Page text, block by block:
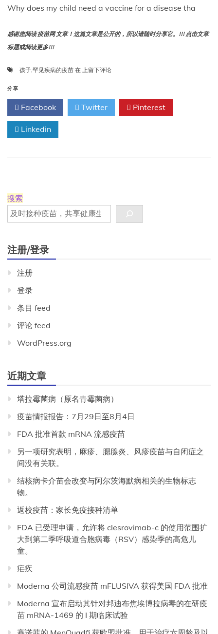
Why does my child need a vaccine for a disease tha
感谢您阅读 疫苗网 文章！这篇文章是公开的，所以请随时分享它。!!! 点击文章
标题或阅读更多!!!
孩子,罕见疾病的疫苗 在 为
我
的
孩
见
疾
上留下评论
分享
Facebook Twitter Pinterest
Linkedin
搜索
注册/登录
注册
登录
条目 feed
评论 feed
WordPress.org
近期文章
塔拉霉菌病（原名青霉菌病）
疫苗情报报告：7月29日至8月4日
FDA 批准首款 mRNA 流感疫苗
另一项研究表明，麻疹、腮腺炎、风疹疫苗与自闭症之
间没有关联。
结核病卡介苗会改变与阿尔茨海默病相关的生物标志
物。
返校疫苗：家长免疫接种清单
FDA 已受理申请，允许将 clesrovimab-c 的使用范围扩
大到第二季呼吸道合胞病毒（RSV）感染季的高危儿
童。
疟疾
Moderna 公司流感疫苗 mFLUSIVA 获得美国 FDA 批准
Moderna 宣布启动其针对邦迪布焦埃博拉病毒的在研疫
苗 mRNA-1469 的 I 期临床试验